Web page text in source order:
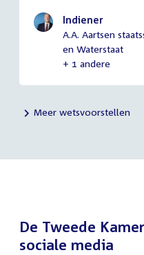
Indiener
A.A. Aartsen
en Waterstaat
+ 1 andere
Meer wetsvoorstellen
De Tweede
sociale media